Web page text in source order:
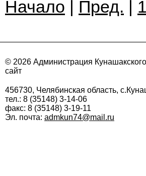
Начало | Пред. |
© 2026 Администрация
сайт
456730, Челябинская область,
тел.: 8 (35148) 3-14-06
факс: 8 (35148) 3-19-11
Эл. почта: admkun74@mail.ru